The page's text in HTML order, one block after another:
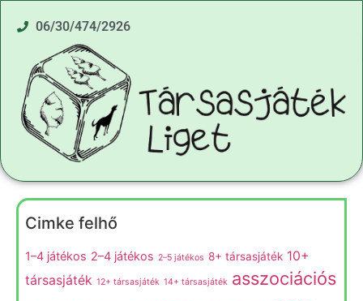
06/30/474/2926
Cimke felhő
1–4 játékos 2–4 játékos 2–5 játékos 8+ társasjáték 10+
társasjáték 12+ társasjáték 14+ társasjáték asszociációs